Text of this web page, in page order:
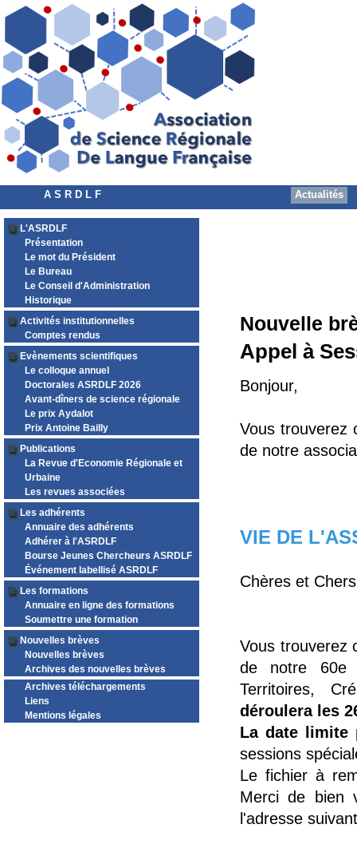
A S R D L F Actualités
L'ASRDLF
Présentation
Le mot du Président
Le Bureau
Le Conseil d'Administration
Historique
Activités institutionnelles
Comptes rendus
Evènements scientifiques
Le colloque annuel
Doctorales ASRDLF 2026
Avant-dîners de science régionale
Le prix Aydalot
Prix Antoine Bailly
Publications
La Revue d'Economie Régionale et
Urbaine
Les revues associées
Les adhérents
Annuaire des adhérents
Adhérer à l'ASRDLF
Bourse Jeunes Chercheurs ASRDLF
Événement labellisé ASRDLF
Les formations
Annuaire en ligne des formations
Soumettre une formation
Nouvelles brèves
Nouvelles brèves
Archives des nouvelles brèves
Archives téléchargements
Liens
Mentions légales
Nouvelle
Appel à
Bonjour,
Vous trouverez
de notre
VIE DE
Chères et
Vous trouverez
de notre 60e
Territoires,
déroulera les
La date limite
sessions
Le fichier à
Merci de bien
l'adresse